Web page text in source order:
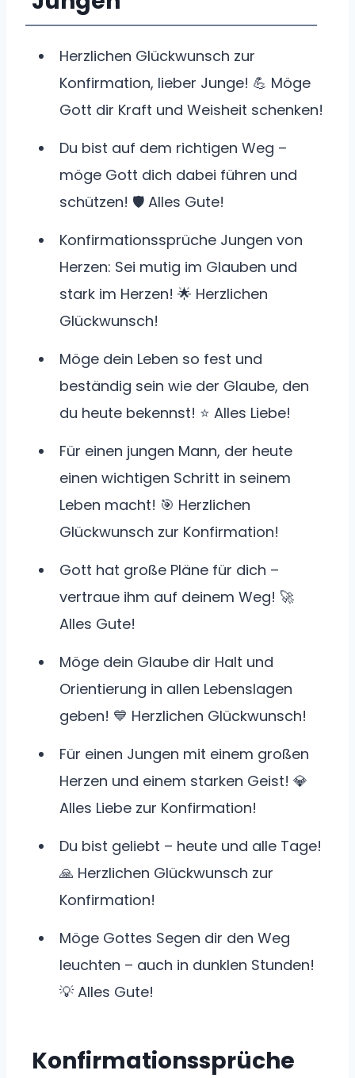
Herzlichen Glückwunsch zur
Konfirmation, lieber Junge! 💪 Möge
Gott dir Kraft und Weisheit schenken!
Du bist auf dem richtigen Weg –
möge Gott dich dabei führen und
schützen! 🛡️ Alles Gute!
Konfirmationssprüche Jungen von
Herzen: Sei mutig im Glauben und
stark im Herzen! 🌟 Herzlichen
Glückwunsch!
Möge dein Leben so fest und
beständig sein wie der Glaube, den
du heute bekennst! ⭐ Alles Liebe!
Für einen jungen Mann, der heute
einen wichtigen Schritt in seinem
Leben macht! 🎯 Herzlichen
Glückwunsch zur Konfirmation!
Gott hat große Pläne für dich –
vertraue ihm auf deinem Weg! 🚀
Alles Gute!
Möge dein Glaube dir Halt und
Orientierung in allen Lebenslagen
geben! 💙 Herzlichen Glückwunsch!
Für einen Jungen mit einem großen
Herzen und einem starken Geist! 💎
Alles Liebe zur Konfirmation!
Du bist geliebt – heute und alle Tage!
🙏 Herzlichen Glückwunsch zur
Konfirmation!
Möge Gottes Segen dir den Weg
leuchten – auch in dunklen Stunden!
💡 Alles Gute!
Konfirmationssprüche